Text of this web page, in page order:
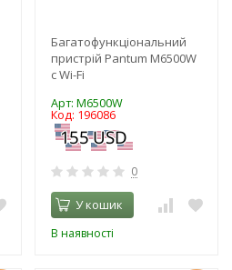
Багатофункціональний
пристрій Pantum M6500W
с Wi-Fi
Арт: M6500W
Код: 196086
0
У кошик
В наявності